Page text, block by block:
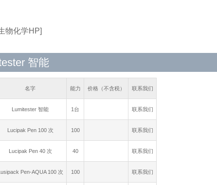
物化学HP]
智能
名字 能力 价格（不含税） 联系我们
Lumitester 智能 1台 联系我们
Lucipak Pen 100 次 100 联系我们
Lucipak Pen 40 次 40 联系我们
Lusipack Pen-AQUA 100 次 100 联系我们